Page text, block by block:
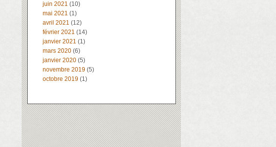
juin 2021 (10)
mai 2021 (1)
avril 2021 (12)
février 2021 (14)
janvier 2021 (1)
mars 2020 (6)
janvier 2020 (5)
novembre 2019 (5)
octobre 2019 (1)